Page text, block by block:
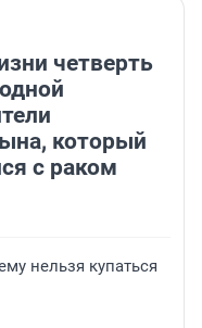
четверть
который
с раком
нельзя купаться